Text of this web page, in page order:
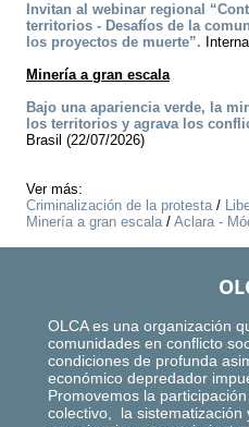
Invitan al webinar regional
territorios - Desafíos de la
los proyectos de muerte”.
Minería a gran escala
Bajo una apariencia verde, la
los territorios y agrava los
Brasil (22/07/2026)
Ver más:
Criminalización de la protesta/
Minería a gran escala/ Aclara -
OLCA es una organización
comunidades en conflicto
condiciones de profunda
económico depredador
Promovemos la
colectivo, la sistematización